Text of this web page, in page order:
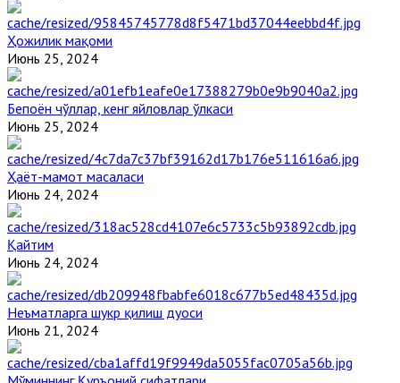
Ҳожилик мақоми
Июнь 25, 2024
Бепоён чўллар, кенг яйловлар ўлкаси
Июнь 25, 2024
Ҳаёт-мамот масаласи
Июнь 24, 2024
Қайтим
Июнь 24, 2024
Неъматларга шукр қилиш дуоси
Июнь 21, 2024